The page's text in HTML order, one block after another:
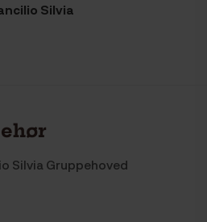
Silvia
Silvia Gruppehoved